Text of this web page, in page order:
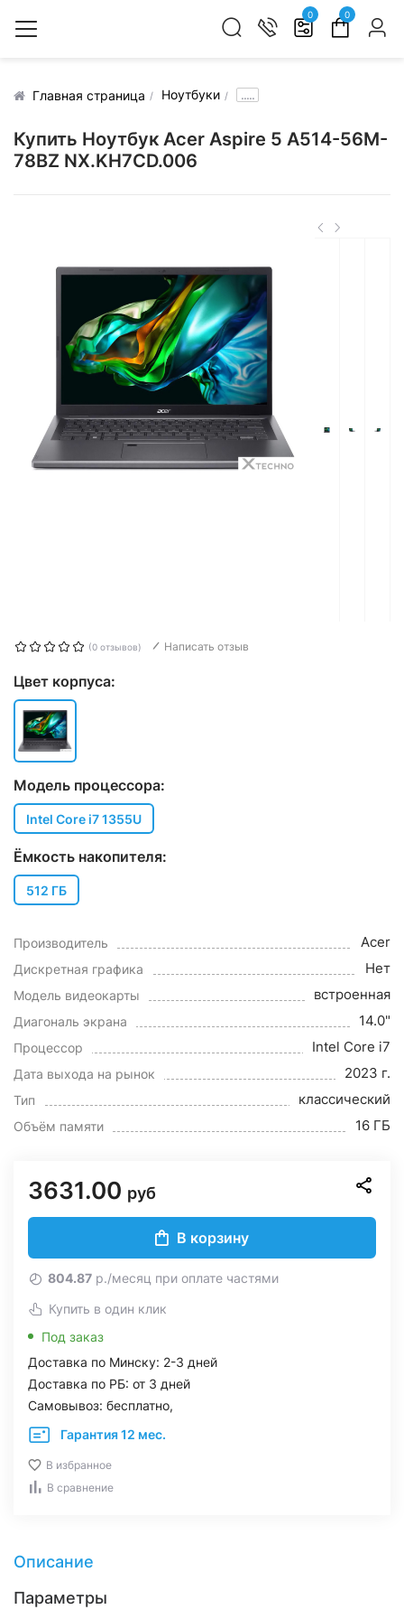
0 0
Главная страница Ноутбуки .....
Купить Ноутбук Acer Aspire 5 A514-56M-
78BZ NX.KH7CD.006
(0 отзывов) Написать отзыв
Цвет корпуса:
Модель процессора:
Intel Core i7 1355U
Ёмкость накопителя:
512 ГБ
Производитель Acer
Дискретная графика Нет
Модель видеокарты встроенная
Диагональ экрана 14.0"
Процессор Intel Core i7
Дата выхода на рынок 2023 г.
Тип классический
Объём памяти 16 ГБ
3631.00 руб
В корзину
804.87 р./месяц при оплате частями
Купить в один клик
Под заказ
Доставка по Минску: 2-3 дней
Доставка по РБ: от 3 дней
Самовывоз: бесплатно,
Гарантия 12 мес.
В избранное
В сравнение
Описание
Параметры